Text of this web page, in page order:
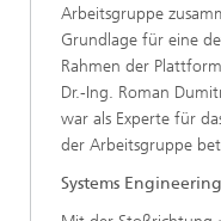
Arbeitsgruppe
Grundlage für eine
Rahmen der
Dr.-Ing. Roman
war als Experte für
der Arbeitsgruppe
Systems